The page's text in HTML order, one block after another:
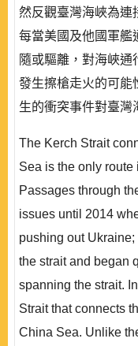
然反觀臺灣海峽為連
每當美國及他國軍艦
隨或驅離，對海峽通
發生擦槍走火的可能
生的衝突事件對臺灣
The Kerch Strait
Sea is the only route
Passages through
issues until 2014
pushing out
the strait and began
spanning the strait.
Strait that connects
China Sea. Unlike